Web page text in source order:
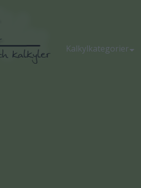
Kalkylkategorier